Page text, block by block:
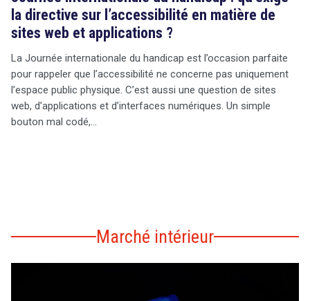
la directive sur l’accessibilité en matière de
sites web et applications ?
La Journée internationale du handicap est l’occasion parfaite
pour rappeler que l’accessibilité ne concerne pas uniquement
l’espace public physique. C’est aussi une question de sites
web, d’applications et d’interfaces numériques. Un simple
bouton mal codé,…
Marché intérieur